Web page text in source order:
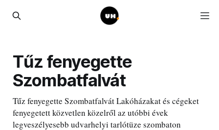
Tűz fenyegette
Szombatfalvát
Tűz fenyegette Szombatfalvát Lakóházakat és cégeket
fenyegetett közvetlen közelről az utóbbi évek
legveszélyesebb udvarhelyi tarlótüze szombaton